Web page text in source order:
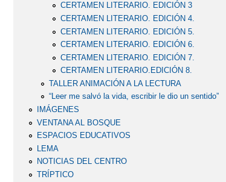
CERTAMEN LITERARIO. EDICIÓN 3
CERTAMEN LITERARIO. EDICIÓN 4.
CERTAMEN LITERARIO. EDICIÓN 5.
CERTAMEN LITERARIO. EDICIÓN 6.
CERTAMEN LITERARIO. EDICIÓN 7.
CERTAMEN LITERARIO.EDICIÓN 8.
TALLER ANIMACIÓN A LA LECTURA
“Leer me salvó la vida, escribir le dio un sentido”
IMÁGENES
VENTANA AL BOSQUE
ESPACIOS EDUCATIVOS
LEMA
NOTICIAS DEL CENTRO
TRÍPTICO